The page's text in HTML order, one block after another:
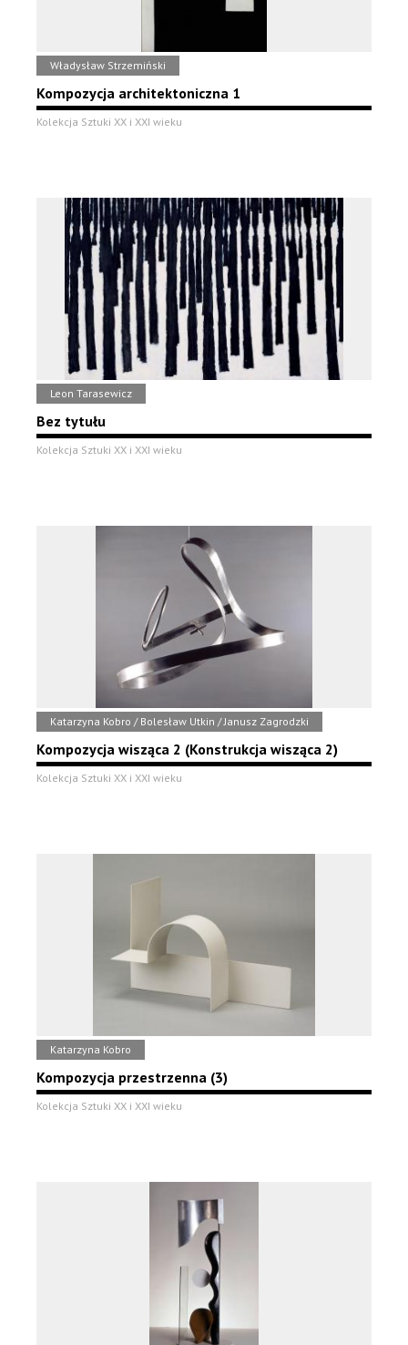
Władysław Strzemiński
Kompozycja architektoniczna 1
Kolekcja Sztuki XX i XXI wieku
Leon Tarasewicz
Bez tytułu
Kolekcja Sztuki XX i XXI wieku
Katarzyna Kobro / Bolesław Utkin / Janusz Zagrodzki
Kompozycja wisząca 2 (Konstrukcja wisząca 2)
Kolekcja Sztuki XX i XXI wieku
Katarzyna Kobro
Kompozycja przestrzenna (3)
Kolekcja Sztuki XX i XXI wieku